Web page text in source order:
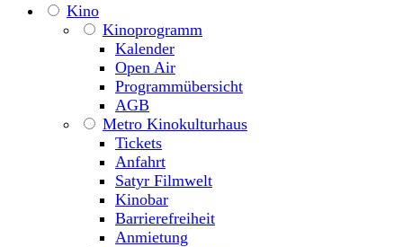
Kino
Kinoprogramm
Kalender
Open Air
Programmübersicht
AGB
Metro Kinokulturhaus
Tickets
Anfahrt
Satyr Filmwelt
Kinobar
Barrierefreiheit
Anmietung